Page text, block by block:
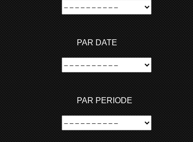
PAR DATE
PAR PERIODE